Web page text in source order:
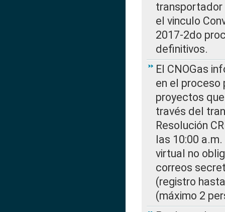
transportador
el vinculo
2017-2do
definitivos.
El CNOGas
en el proceso
proyectos
través del
Resolución
las 10:00
virtual no
correos
(registro
(máximo 2